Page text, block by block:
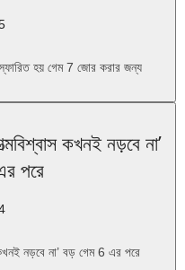
হয় গেম 7 জোর করার জন্য
কখনই নড়বে না’
পরে
নড়বে না’ বড় গেম 6 এর পরে